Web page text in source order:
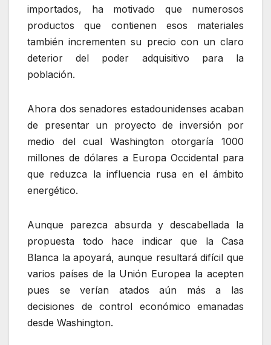
importados, ha motivado que numerosos
productos que contienen esos materiales
también incrementen su precio con un claro
deterior del poder adquisitivo para la
población.
Ahora dos senadores estadounidenses acaban
de presentar un proyecto de inversión por
medio del cual Washington otorgaría 1000
millones de dólares a Europa Occidental para
que reduzca la influencia rusa en el ámbito
energético.
Aunque parezca absurda y descabellada la
propuesta todo hace indicar que la Casa
Blanca la apoyará, aunque resultará difícil que
varios países de la Unión Europea la acepten
pues se verían atados aún más a las
decisiones de control económico emanadas
desde Washington.